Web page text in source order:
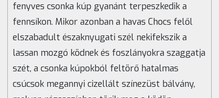
fenyves csonka kúp gyanánt terpeszkedik a
fennsíkon. Mikor azonban a havas Chocs felől
elszabadult északnyugati szél nekifekszik a
lassan mozgó ködnek és foszlányokra szaggatja
szét, a csonka kúpokból feltörő hatalmas
csúcsok megannyi cizellált színezüst bálvány,